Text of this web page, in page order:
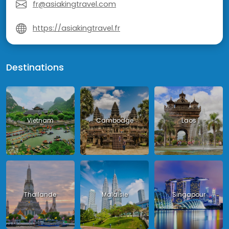
fr@asiakingtravel.com
https://asiakingtravel.fr
Destinations
Vietnam Cambodge Laos
Thailande Malaisie Singapour